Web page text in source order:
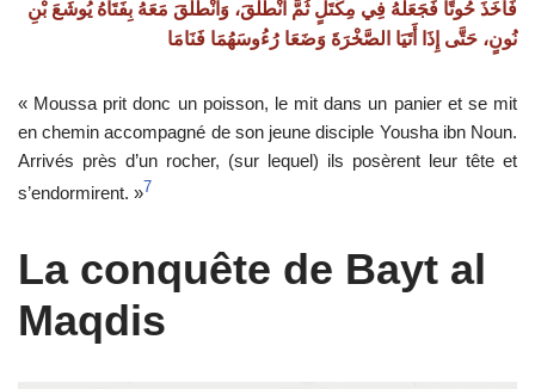
فَأَخَذَ حُوتًا فَجَعَلَهُ فِي مِكْتَلٍ ثُمَّ انْطَلَقَ، وَانْطَلَقَ مَعَهُ بِفَتَاهُ يُوشَعَ بْنِ
نُونٍ، حَتَّى إِذَا أَتَيَا الصَّخْرَةَ وَضَعَا رُءُوسَهُمَا فَنَامَا
« Moussa prit donc un poisson, le mit dans un panier et se mit
en chemin accompagné de son jeune disciple Yousha ibn Noun.
Arrivés près d’un rocher, (sur lequel) ils posèrent leur tête et
s’endormirent. »7
La conquête de Bayt al
Maqdis